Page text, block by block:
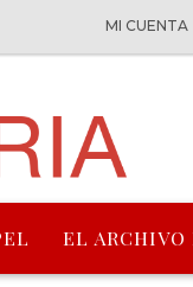
MI CUENTA
EL ARCHIVO